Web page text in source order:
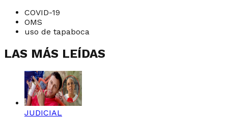
COVID-19
OMS
uso de tapaboca
LAS MÁS LEÍDAS
JUDICIAL